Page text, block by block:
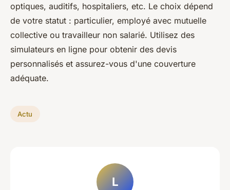
optiques, auditifs, hospitaliers, etc. Le choix dépend
de votre statut : particulier, employé avec mutuelle
collective ou travailleur non salarié. Utilisez des
simulateurs en ligne pour obtenir des devis
personnalisés et assurez-vous d'une couverture
adéquate.
Actu
L